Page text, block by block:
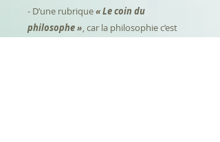
- D’une rubrique« Le coin du
philosophe »,car la philosophie c’est